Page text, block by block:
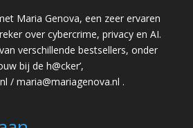
Maria Genova, een zeer ervaren
over cybercrime, privacy en AI.
verschillende bestsellers, onder
bij de h@cker’,
/ maria@mariagenova.nl .